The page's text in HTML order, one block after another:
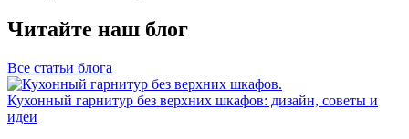
Читайте наш блог
Все статьи блога
Кухонный гарнитур без верхних шкафов: дизайн, советы и
идеи